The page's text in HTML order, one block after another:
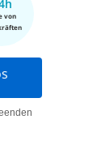
von